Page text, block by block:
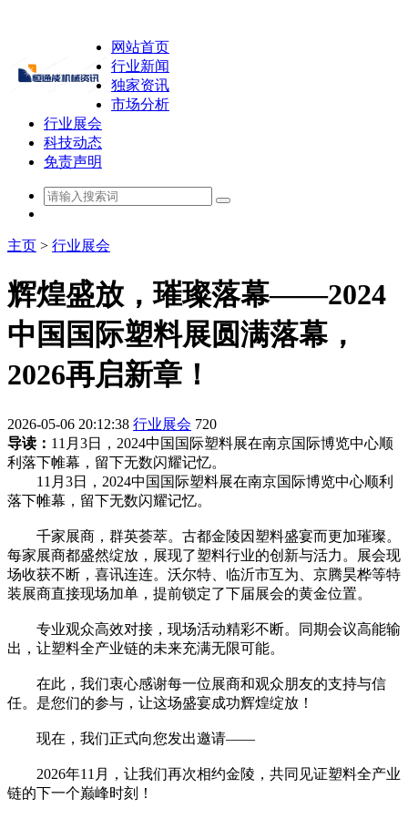
网站首页
行业新闻
独家资讯
市场分析
行业展会
科技动态
免责声明
主页 > 行业展会
辉煌盛放，璀璨落幕——2024
中国国际塑料展圆满落幕，
2026再启新章！
2026-05-06 20:12:38 行业展会 720
导读： 11月3日，2024中国国际塑料展在南京国际博览中心顺
利落下帷幕，留下无数闪耀记忆。
11月3日，2024中国国际塑料展在南京国际博览中心顺利
落下帷幕，留下无数闪耀记忆。
千家展商，群英荟萃。古都金陵因塑料盛宴而更加璀璨。
每家展商都盛然绽放，展现了塑料行业的创新与活力。展会现
场收获不断，喜讯连连。沃尔特、临沂市互为、京腾昊桦等特
装展商直接现场加单，提前锁定了下届展会的黄金位置。
专业观众高效对接，现场活动精彩不断。同期会议高能输
出，让塑料全产业链的未来充满无限可能。
在此，我们衷心感谢每一位展商和观众朋友的支持与信
任。是您们的参与，让这场盛宴成功辉煌绽放！
现在，我们正式向您发出邀请——
2026年11月，让我们再次相约金陵，共同见证塑料全产业
链的下一个巅峰时刻！